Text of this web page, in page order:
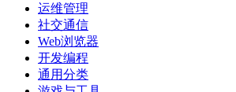
运维管理
社交通信
Web浏览器
开发编程
通用分类